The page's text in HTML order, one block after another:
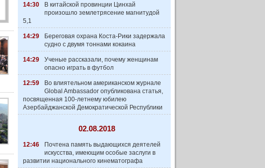
14:30
В китайской провинции Цинхай
произошло землетрясение магнитудой
5,1
14:29
Береговая охрана Коста-Рики задержала
судно с двумя тоннами кокаина
14:29
Ученые рассказали, почему женщинам
опасно играть в футбол
12:59
Во влиятельном американском журнале
Global Ambassador опубликована статья,
посвященная 100-летнему юбилею
Азербайджанской Демократической Республики
02.08.2018
12:46
Почтена память выдающихся деятелей
искусства, имеющим особые заслуги в
развитии национального кинематографа